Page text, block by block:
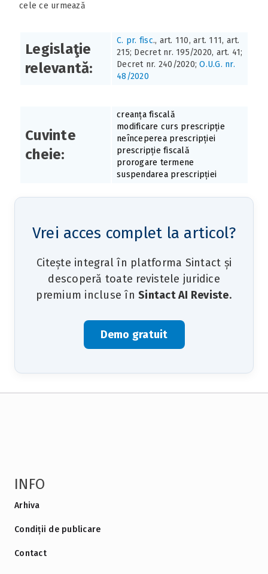
cele ce urmează
Legislaţie
relevantă:
C. pr. fisc., art. 110, art. 111, art.
215; Decret nr. 195/2020, art. 41;
Decret nr. 240/2020;O.U.G. nr.
48/2020
Cuvinte
cheie:
creanța fiscală
modificare curs prescripție
neînceperea prescripției
prescripție fiscală
prorogare termene
suspendarea prescripției
Vrei acces complet la articol?
Citește integral în platforma Sintact și
descoperă toate revistele juridice
premium incluse în Sintact AI Reviste.
Demo gratuit
INFO
Arhiva
Condiții de publicare
Contact